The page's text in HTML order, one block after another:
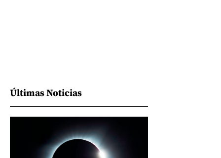
Últimas Noticias